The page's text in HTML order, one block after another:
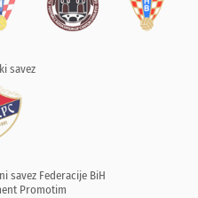
savez
savez Federacije BiH
Promotim